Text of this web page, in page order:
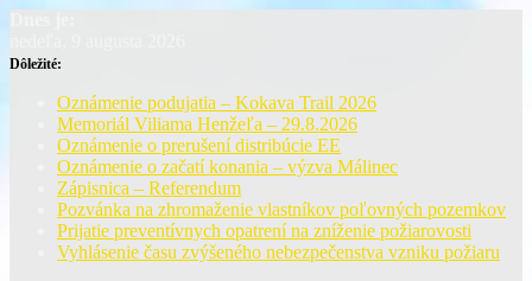
Dôležité:
Oznámenie podujatia – Kokava Trail 2026
Memoriál Viliama Henžeľa – 29.8.2026
Oznámenie o prerušení distribúcie EE
Oznámenie o začatí konania – výzva Málinec
Zápisnica – Referendum
Pozvánka na zhromaženie vlastníkov poľovných pozemkov
Prijatie preventívnych opatrení na zníženie požiarovosti
Vyhlásenie času zvýšeného nebezpečenstva vzniku požiaru